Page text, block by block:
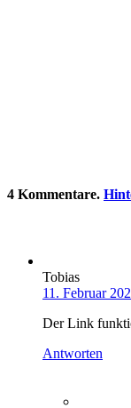
4 Kommentare.
Tobias
11. Februar
Der Link
Antworten